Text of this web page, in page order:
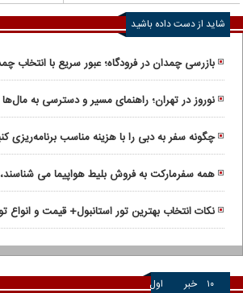
شاید از دست داده باشید
بازرسی چمدان در فرودگاه؛ عبور سریع با انتخاب
نوروز در تهران؛ راهنمای مسیر و دسترسی به
چگونه سفر به دبی را با هزینه مناسب برنامه‌ریزی
همه سفرمارکت به فروش بلیط هواپیما می
سفرمارکت چیست؟
نکات انتخاب بهترین تور استانبول+ قیمت و انواع
۱۰ خبر اول